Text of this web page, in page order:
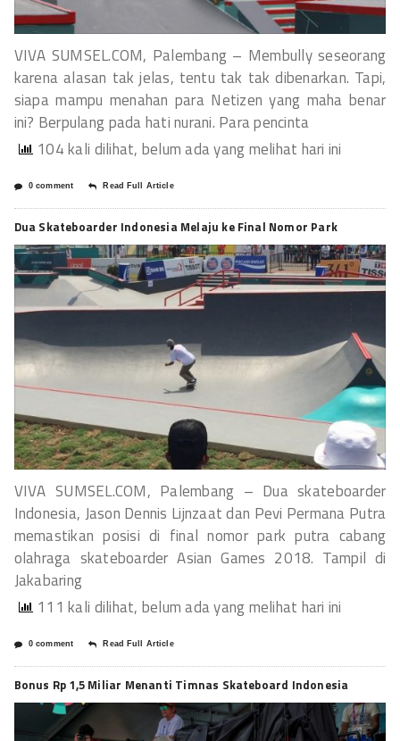
VIVA SUMSEL.COM, Palembang – Membully seseorang
karena alasan tak jelas, tentu tak tak dibenarkan. Tapi,
siapa mampu menahan para Netizen yang maha benar
ini? Berpulang pada hati nurani. Para pencinta
104 kali dilihat, belum ada yang melihat hari ini
0 comment Read Full Article
Dua Skateboarder Indonesia Melaju ke Final Nomor Park
VIVA SUMSEL.COM, Palembang – Dua skateboarder
Indonesia, Jason Dennis Lijnzaat dan Pevi Permana Putra
memastikan posisi di final nomor park putra cabang
olahraga skateboarder Asian Games 2018. Tampil di
Jakabaring
111 kali dilihat, belum ada yang melihat hari ini
0 comment Read Full Article
Bonus Rp 1,5 Miliar Menanti Timnas Skateboard Indonesia